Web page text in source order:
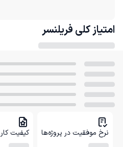
امتیاز کلی فریلنسر
نرخ موفقیت در پروژه‌ها کیفیت کار